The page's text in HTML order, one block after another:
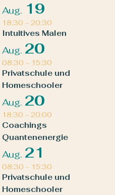
Aug. 19
18:30 – 20:30
Intuitives Malen
Aug. 20
08:30 – 15:30
Privatschule und
Homeschooler
Aug. 20
18:30 – 20:00
Coachings
Quantenenergie
Aug. 21
08:30 – 15:30
Privatschule und
Homeschooler